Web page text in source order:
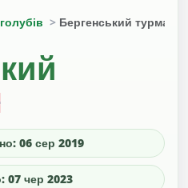
Бергенський турман
06 сер 2019
07 чер 2023